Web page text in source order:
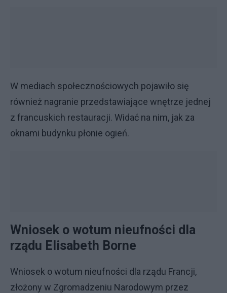
W mediach społecznościowych pojawiło się
również nagranie przedstawiające wnętrze jednej
z francuskich restauracji. Widać na nim, jak za
oknami budynku płonie ogień.
Wniosek o wotum nieufności dla
rządu Elisabeth Borne
Wniosek o wotum nieufności dla rządu Francji,
złożony w Zgromadzeniu Narodowym przez